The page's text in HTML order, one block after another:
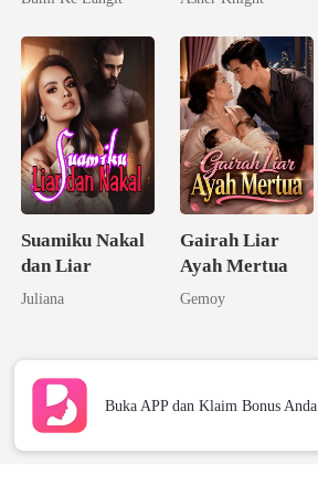
Triliuner
Suamiku Nakal
dan Liar
Juliana
Gairah Liar
Ayah Mertua
Gemoy
Buka APP dan Klaim Bonus Anda